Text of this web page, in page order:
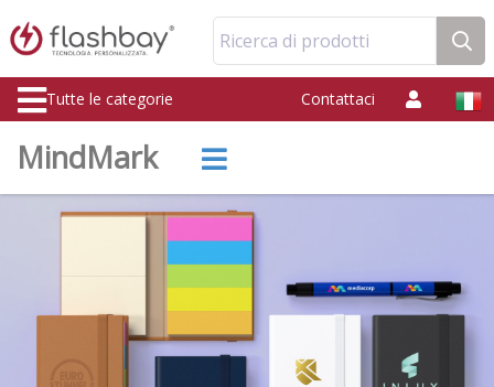
Ricerca di prodotti
Tutte le categorie Contattaci
MindMark